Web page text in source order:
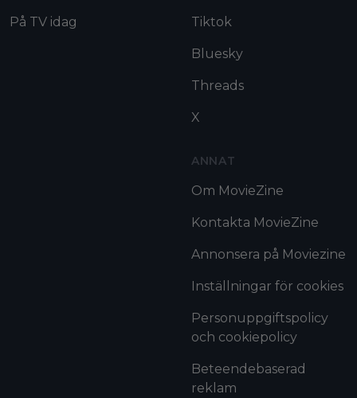
På TV idag Tiktok
Bluesky
Threads
X
ANNAT
Om MovieZine
Kontakta MovieZine
Annonsera på Moviezine
Inställningar för cookies
Personuppgiftspolicy
och cookiepolicy
Beteendebaserad
reklam